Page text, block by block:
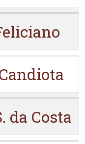
da Costa